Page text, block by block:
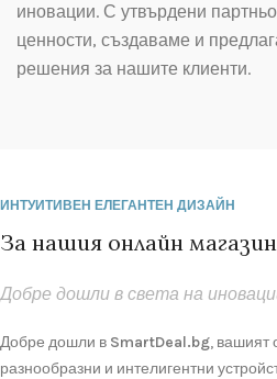
иновации. С утвърдени
ценности, създаваме и
решения за нашите клиенти.
ИНТУИТИВЕН ЕЛЕГАНТЕН ДИЗАЙН
За нашия онлайн магазин
Добре дошли в света на
Добре дошли в SmartDeal.bg, вашият
разнообразни и интелигентни